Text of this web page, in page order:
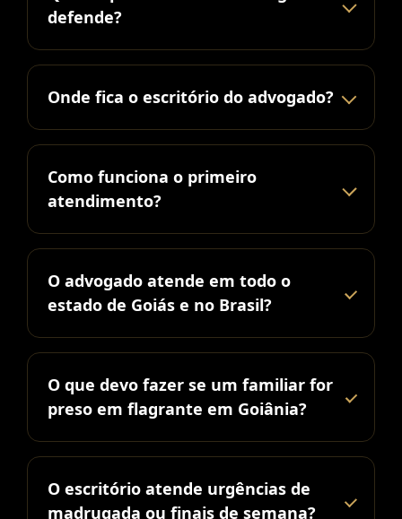
defende?
Onde fica o escritório do advogado?
Como funciona o primeiro
atendimento?
O advogado atende em todo o
estado de Goiás e no Brasil?
O que devo fazer se um familiar for
preso em flagrante em Goiânia?
O escritório atende urgências de
madrugada ou finais de semana?